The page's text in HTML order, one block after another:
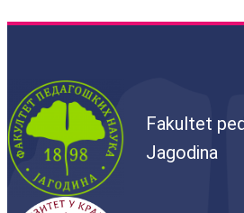
Fakultet
Jagodina